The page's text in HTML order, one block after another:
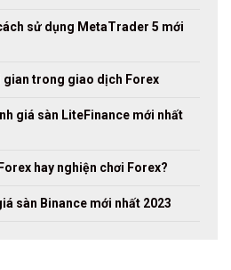
sử dụng MetaTrader 5 mới
gian trong giao dịch Forex
giá sàn LiteFinance mới nhất
hay nghiện chơi Forex?
sàn Binance mới nhất 2023